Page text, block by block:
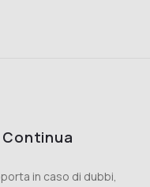
in caso di dubbi,